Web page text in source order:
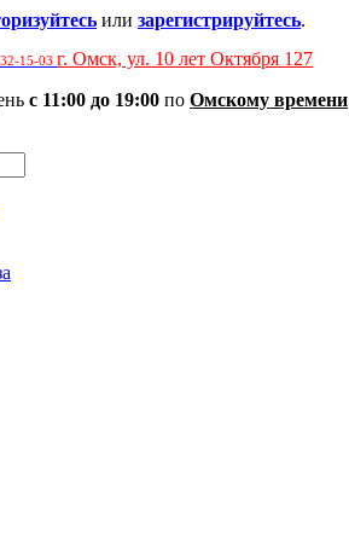
или зарегистрируйтесь.
15-03 г. Омск, ул. 10 лет Октября 127
с 11:00 до 19:00 по Омскому времени